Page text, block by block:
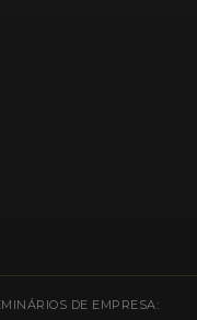
DE EMPRESA: